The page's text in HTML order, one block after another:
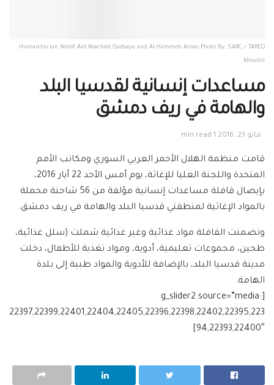
Humanitarian Relief Aid Reached Qudsaya and Al-Hammeh Areas Photo By: SARC / TAREQ
Mnadili
مساعدات إنسانية لقدسيا البلد
والهامة في ريف دمشق
مايو 23, 2016 1 min read
قامت منظمة الهلال الأحمر العربي السوري ومكاتب الأمم
المتحدة واللجنة العليا للإغاثة، يوم أمس الأحد 22 أيار 2016،
بإيصال قافلة مساعدات إنسانية مؤلفة من 56 شاحنة محملة
بالمواد الإغاثية لمنطقتي قدسيا البلد والهامة في ريف دمشق.
وتضمنت القافلة مواد غذائية وغير غذائية شملت (سلل غذائية،
طحين، مجموعات تعليمية، أدوية، ومواد تغذية للأطفال، دخلت
مدينة قدسيا البلد، بالإضافة للأدوية والمواد طبية إلى بلدة
الهامة.
[g_slider2 source=”media:
22397,22399,22401,22404,22405,22396,22398,22402,22395,223
94,22393,22400″]